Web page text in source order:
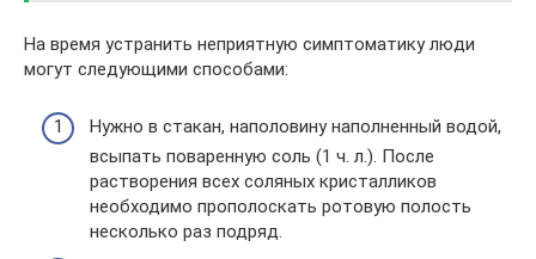
На время устранить неприятную симптоматику люди
могут следующими способами:
Нужно в стакан, наполовину наполненный водой,
всыпать поваренную соль (1 ч. л.). После
растворения всех соляных кристалликов
необходимо прополоскать ротовую полость
несколько раз подряд.